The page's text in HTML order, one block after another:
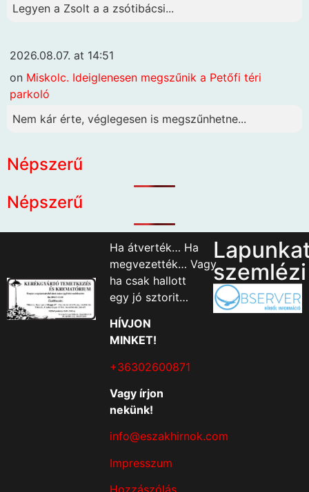
Legyen a Zsolt a a zsótibácsi...
2026.08.07. at 14:51
on Miskolc. Ideiglenesen megszűnik a Petőfi téri
parkoló
Nem kár érte, véglegesen is megszűnhetne...
Népszerű
Népszerű
Ha átverték… Ha
megvezették… Vagy
ha csak hallott
egy jó sztorit…
HÍVJON
MINKET!
+36302600871
Vagy írjon
nekünk!
info@eszakhirnok.com
Impresszum
szemlézi